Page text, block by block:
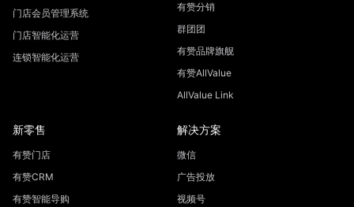
门店会员管理系统
门店智能化运营
连锁智能化运营
有赞分销
群团团
有赞品牌旗舰
有赞AllValue
AllValue Link
新零售
有赞门店
有赞CRM
有赞智能导购
解决方案
微信
广告投放
视频号